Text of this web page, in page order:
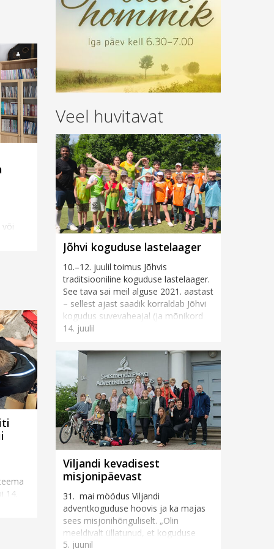
või
14.
Veel huvitavat
Jõhvi koguduse lastelaager
10.–12. juulil toimus Jõhvis
traditsiooniline koguduse lastelaager.
See tava sai meil alguse 2021. aastast
– sellest ajast saadik korraldab Jõhvi
kogudus suvevaheajal (ja mõnikord
ka muul vahea...
14. juulil
Viljandi kevadisest
misjonipäevast
31. mai möödus Viljandi
adventkoguduse hoovis ja ka majas
sees misjonihõnguliselt. „Olin
meeldivalt üllatunud, et koguduse
rahvas ja ka inimesed tänavalt tõid
5. juunil